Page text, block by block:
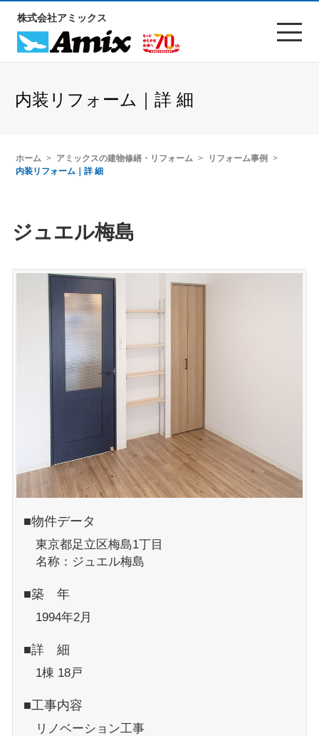
株式会社アミックス
内装リフォーム｜詳 細
ホーム アミックスの建物修繕・リフォーム
リフォーム事例
内装リフォーム｜詳 細
ジュエル梅島
■物件データ
東京都足立区梅島1丁目
名称：ジュエル梅島
■築 年
1994年2月
■詳 細
1棟 18戸
■工事内容
リノベーション工事